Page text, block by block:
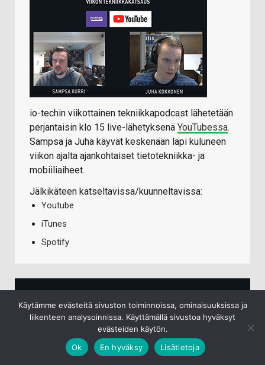
io-techin viikottainen tekniikkapodcast lähetetään
perjantaisin klo 15 live-lähetyksenä YouTubessa.
Sampsa ja Juha käyvät keskenään läpi kuluneen
viikon ajalta ajankohtaiset tietotekniikka- ja
mobiiliaiheet.
Jälkikäteen katseltavissa/kuunneltavissa:
Youtube
iTunes
Spotify
TECHBBS UUSIMMAT VIESTIT
Käytämme evästeitä sivuston toiminnoissa, ominaisuuksissa ja
liikenteen analysoinnissa. Käyttämällä sivustoa hyväksyt
evästeiden käytön.
Ok
En hyväksy Lisätietoja